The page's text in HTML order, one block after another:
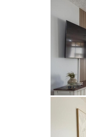
LAGE &
Dank der
die Strände von
Promenade von
erreichbar. So